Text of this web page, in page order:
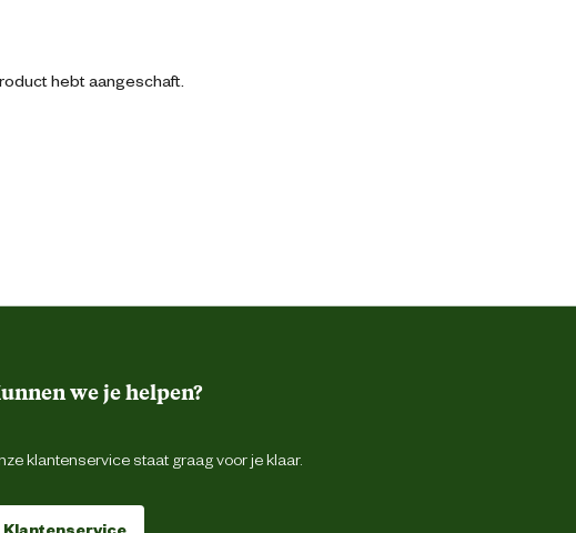
hebt aangeschaft.
we je helpen?
klantenservice staat graag voor je klaar.
Klantenservice